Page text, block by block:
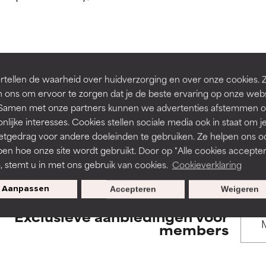
de waarheid over huidverzorging en over onze cookies.
ons om ervoor te zorgen dat je de beste ervaring op onze
met onze partners kunnen we advertenties afstemmen
interesses. Cookies stellen sociale media ook in staat om je
voor andere doeleinden te gebruiken. Ze helpen ons
hoe onze site wordt gebruikt. Door op "Alle cookies
stemt u in met ons gebruik van cookies. Cookieverklaring
Aanpassen Weigeren
Accepteren
BACK TO SEARCH
to assess ingredients in this dictionary. Regulations
irriterend maar kan esthetische, stabiliteits- of andere
is aanwezig. Het risico wordt vergroot als het gecombineerd
ingrediënten.
droogheid, enz. veroorzaken. Kan in sommige gevallen
het algemeen is bewezen dat het meer kwaad dan goed doet.
irriterend maar kan esthetische, stabiliteits- of andere
is aanwezig. Het risico wordt vergroot als het gecombineerd
ingrediënten.
droogheid, enz. veroorzaken. Kan in sommige gevallen
het algemeen is bewezen dat het meer kwaad dan goed doet.
Exclusieve aanbiedingen voor
members